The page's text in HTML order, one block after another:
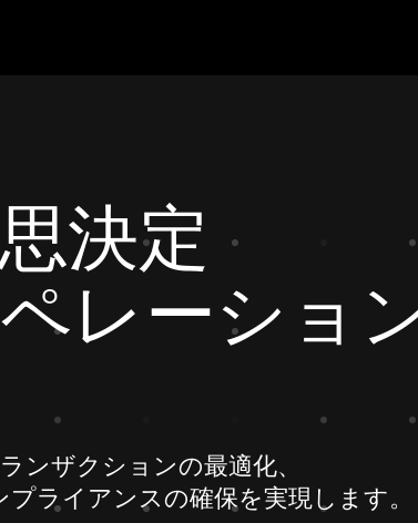
決定
レーショ
ンザクションの最適化、
ライアンスの確保を実現します。